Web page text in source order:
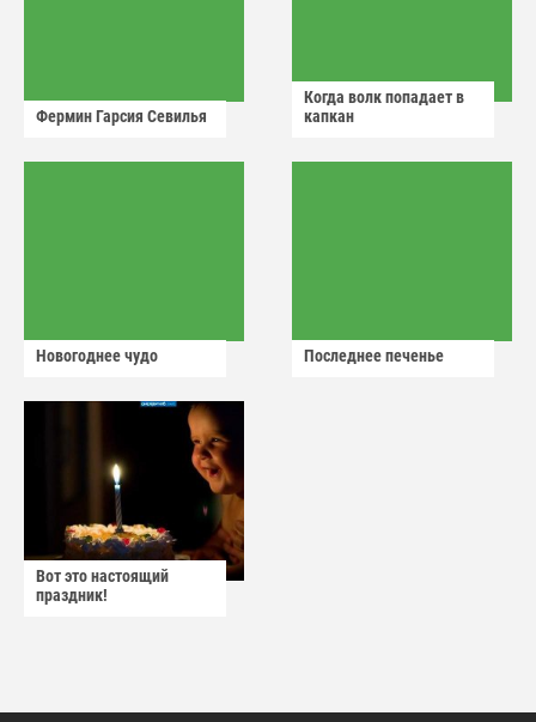
Фермин Гарсия Севилья
Когда волк попадает в
капкан
Новогоднее чудо Последнее печенье
Вот это настоящий
праздник!